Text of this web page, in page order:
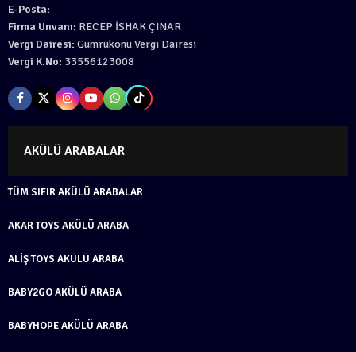
E-Posta:
Firma Unvanı: RECEP İSHAK ÇINAR
Vergi Dairesi: Gümrükönü Vergi Dairesi
Vergi K.No: 33556123008
AKÜLÜ ARABALAR
TÜM SIFIR AKÜLÜ ARABALAR
AKAR TOYS AKÜLÜ ARABA
ALIŞ TOYS AKÜLÜ ARABA
BABY2GO AKÜLÜ ARABA
BABYHOPE AKÜLÜ ARABA